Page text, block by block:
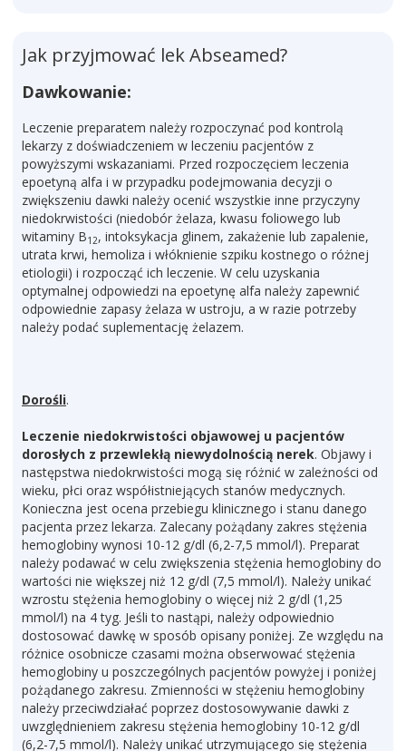
Jak przyjmować lek Abseamed?
Dawkowanie:
Leczenie preparatem należy rozpoczynać pod kontrolą
lekarzy z doświadczeniem w leczeniu pacjentów z
powyższymi wskazaniami. Przed rozpoczęciem leczenia
epoetyną alfa i w przypadku podejmowania decyzji o
zwiększeniu dawki należy ocenić wszystkie inne przyczyny
niedokrwistości (niedobór żelaza, kwasu foliowego lub
witaminy B12, intoksykacja glinem, zakażenie lub zapalenie,
utrata krwi, hemoliza i włóknienie szpiku kostnego o różnej
etiologii) i rozpocząć ich leczenie. W celu uzyskania
optymalnej odpowiedzi na epoetynę alfa należy zapewnić
odpowiednie zapasy żelaza w ustroju, a w razie potrzeby
należy podać suplementację żelazem.
Dorośli.
Leczenie niedokrwistości objawowej u pacjentów
dorosłych z przewlekłą niewydolnością nerek. Objawy i
następstwa niedokrwistości mogą się różnić w zależności od
wieku, płci oraz współistniejących stanów medycznych.
Konieczna jest ocena przebiegu klinicznego i stanu danego
pacjenta przez lekarza. Zalecany pożądany zakres stężenia
hemoglobiny wynosi 10-12 g/dl (6,2-7,5 mmol/l). Preparat
należy podawać w celu zwiększenia stężenia hemoglobiny do
wartości nie większej niż 12 g/dl (7,5 mmol/l). Należy unikać
wzrostu stężenia hemoglobiny o więcej niż 2 g/dl (1,25
mmol/l) na 4 tyg. Jeśli to nastąpi, należy odpowiednio
dostosować dawkę w sposób opisany poniżej. Ze względu na
różnice osobnicze czasami można obserwować stężenia
hemoglobiny u poszczególnych pacjentów powyżej i poniżej
pożądanego zakresu. Zmienności w stężeniu hemoglobiny
należy przeciwdziałać poprzez dostosowywanie dawki z
uwzględnieniem zakresu stężenia hemoglobiny 10-12 g/dl
(6,2-7,5 mmol/l). Należy unikać utrzymującego się stężenia